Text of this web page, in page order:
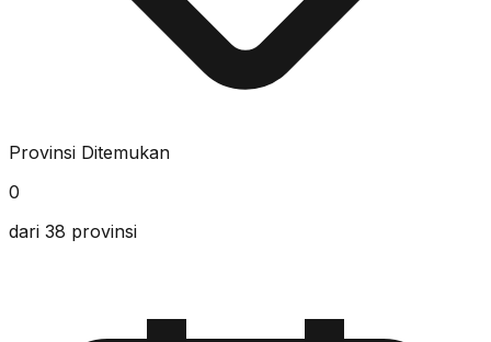
Provinsi Ditemukan
0
dari 38 provinsi